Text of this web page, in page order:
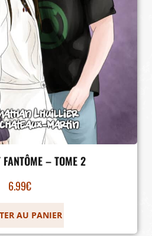
– TOME 2
6.99€
AU PANIER